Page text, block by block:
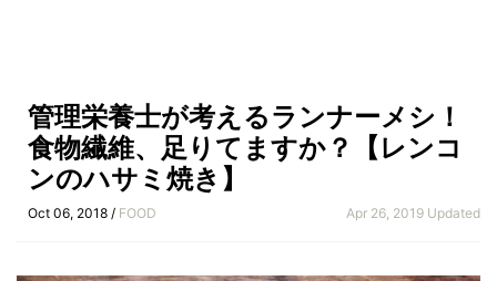
管理栄養士が考えるランナーメシ！
食物繊維、足りてますか？【レンコ
ンのハサミ焼き】
Oct 06, 2018 / FOOD Apr 26, 2019 Updated